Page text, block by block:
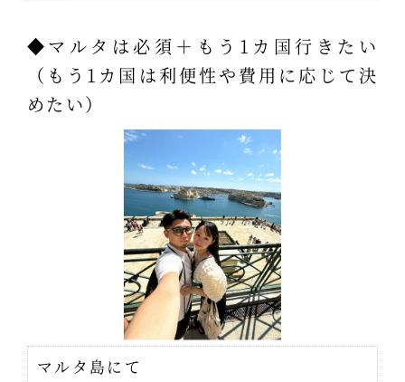
◆マルタは必須＋もう1カ国行きたい
（もう1カ国は利便性や費用に応じて決
めたい）
マルタ島にて